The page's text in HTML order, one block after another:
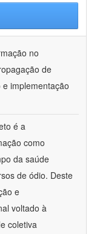
no
de
implementação
é a
como
da saúde
de ódio. Deste
e
voltado à
coletiva